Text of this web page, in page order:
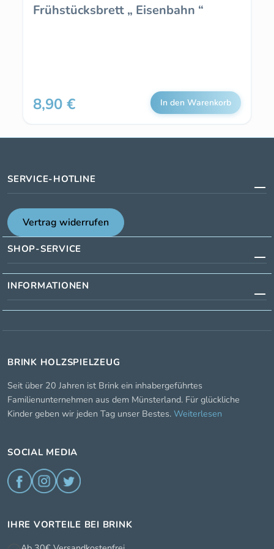
Frühstücksbrett „ Eisenbahn “
Regulärer Preis:
8,90 € In den Warenkorb
SERVICE-HOTLINE
Vertrag widerrufen
SHOP-SERVICE
INFORMATIONEN
BRINK HOLZSPIELZEUG
Seit über 20 Jahren ist Brink ein inhabergeführtes
Familienunternehmen aus dem Münsterland. Für glückliche
Kinder geben wir jeden Tag unser Bestes. Weiterlesen
SOCIAL MEDIA
IHRE VORTEILE BEI BRINK